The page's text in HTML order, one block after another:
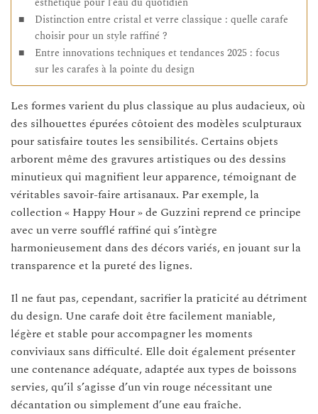
Distinction entre cristal et verre classique : quelle carafe
choisir pour un style raffiné ?
Entre innovations techniques et tendances 2025 : focus
sur les carafes à la pointe du design
Les formes varient du plus classique au plus audacieux, où
des silhouettes épurées côtoient des modèles sculpturaux
pour satisfaire toutes les sensibilités. Certains objets
arborent même des gravures artistiques ou des dessins
minutieux qui magnifient leur apparence, témoignant de
véritables savoir-faire artisanaux. Par exemple, la
collection « Happy Hour » de Guzzini reprend ce principe
avec un verre soufflé raffiné qui s’intègre
harmonieusement dans des décors variés, en jouant sur la
transparence et la pureté des lignes.
Il ne faut pas, cependant, sacrifier la praticité au détriment
du design. Une carafe doit être facilement maniable,
légère et stable pour accompagner les moments
conviviaux sans difficulté. Elle doit également présenter
une contenance adéquate, adaptée aux types de boissons
servies, qu’il s’agisse d’un vin rouge nécessitant une
décantation ou simplement d’une eau fraîche.